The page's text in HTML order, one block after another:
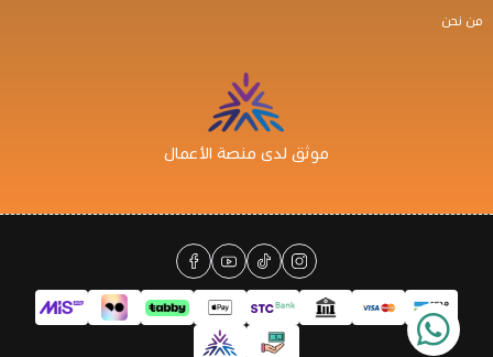
من نحن
موثق لدى منصة الأعمال